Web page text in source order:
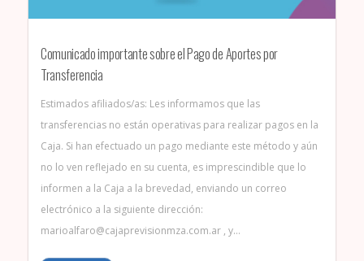
Comunicado importante sobre el Pago de Aportes por
Transferencia
Estimados afiliados/as: Les informamos que las
transferencias no están operativas para realizar pagos en la
Caja. Si han efectuado un pago mediante este método y aún
no lo ven reflejado en su cuenta, es imprescindible que lo
informen a la Caja a la brevedad, enviando un correo
electrónico a la siguiente dirección:
marioalfaro@cajaprevisionmza.com.ar , y…